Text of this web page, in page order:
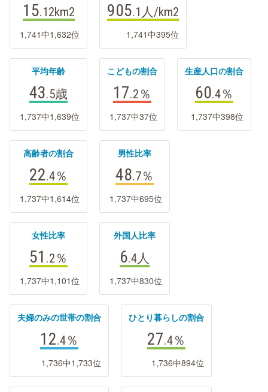
15.12km2
1,741中1,632位
905.1 人/km2
1,741中395位
平均年齢
43.5歳
1,737中1,639位
こどもの割合
17.2 ％
1,737中37位
生産人口の割合
60.4％
1,737中398位
高齢者の割合
22.4％
1,737中1,614位
男性比率
48.7％
1,737中695位
女性比率
51 .2 ％
1,737中1,101位
外国人比率
6.4人
1,737中830位
夫婦のみの世帯の割合
12.4％
1,736中1,733位
ひとり暮らしの割合
27.4％
1,736中894位